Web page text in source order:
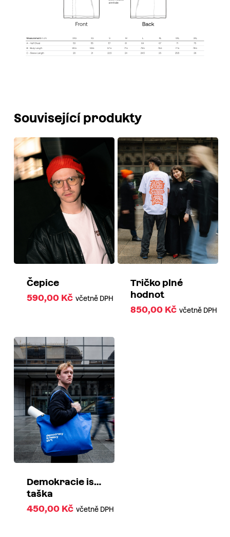
Související produkty
Čepice
590,00 Kč včetně DPH
Tričko plné
hodnot
850,00 Kč včetně DPH
Demokracie is…
taška
450,00 Kč včetně DPH